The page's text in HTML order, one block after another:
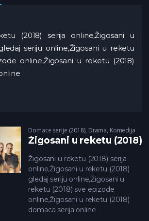
(2018) serija online,Žigosani u
seriju online,Žigosani u reketu
online,Žigosani u reketu (2018)
Domace serije (2018), Drama, Komedija
Žigosani u reketu (2018)
Žigosani u reketu (2018) serija
online,Žigosani u reketu (2018)
gledaj seriju online,Žigosani u
reketu (2018) sve epizode
online,Žigosani u reketu (2018)
domaca serija online